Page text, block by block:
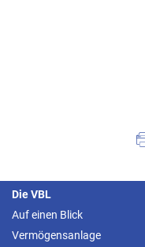
Die VBL
Auf einen Blick
Vermögensanlage